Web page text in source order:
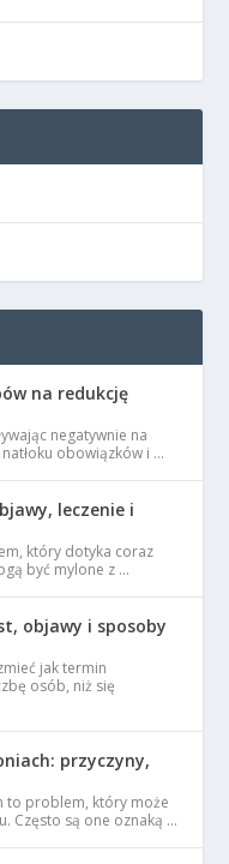
na redukcję
negatywnie na
obowiązków i …
leczenie i
który dotyka coraz
być mylone z …
objawy i sposoby
jak termin
osób, niż się
przyczyny,
to problem, który może
Często są one oznaką …